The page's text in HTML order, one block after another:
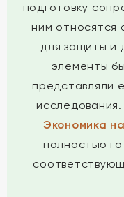
подготовку
ним относятся
для защиты и
элементы
представляли
исследования.
Экономика
полностью